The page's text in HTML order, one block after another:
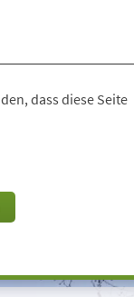
dass diese Seite